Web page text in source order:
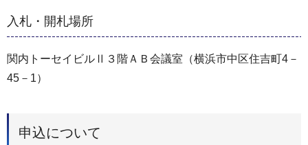
入札・開札場所
関内トーセイビルⅡ３階ＡＢ会議室（横浜市中区住吉町4－
45－1）
申込について